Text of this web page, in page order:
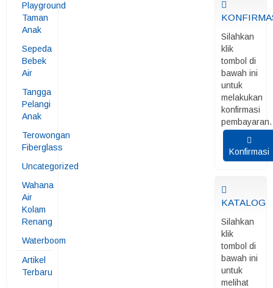
Playground
Taman
Anak
Sepeda
Bebek
Air
Tangga
Pelangi
Anak
Terowongan
Fiberglass
Uncategorized
Wahana
Air
Kolam
Renang
Waterboom
Artikel
Terbaru
Silahkan
klik
tombol di
bawah ini
untuk
melakukan
konfirmasi
pembayaran.
Konfirmasi
KATALOG
Silahkan
klik
tombol di
bawah ini
untuk
melihat